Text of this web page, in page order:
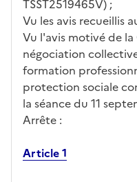
TSST2519465V) ;
Vu les avis recueillis
Vu l'avis motivé de
négociation
formation
protection sociale
la séance du 11
Arrête :
Article 1